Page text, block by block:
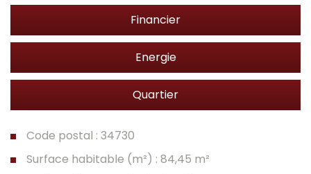
Financier
Energie
Quartier
Code postal : 34730
Surface habitable (m²) : 84,45 m²